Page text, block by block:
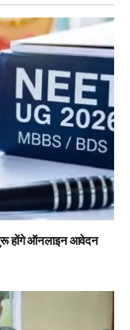
होंगे ऑनलाइन आवेदन